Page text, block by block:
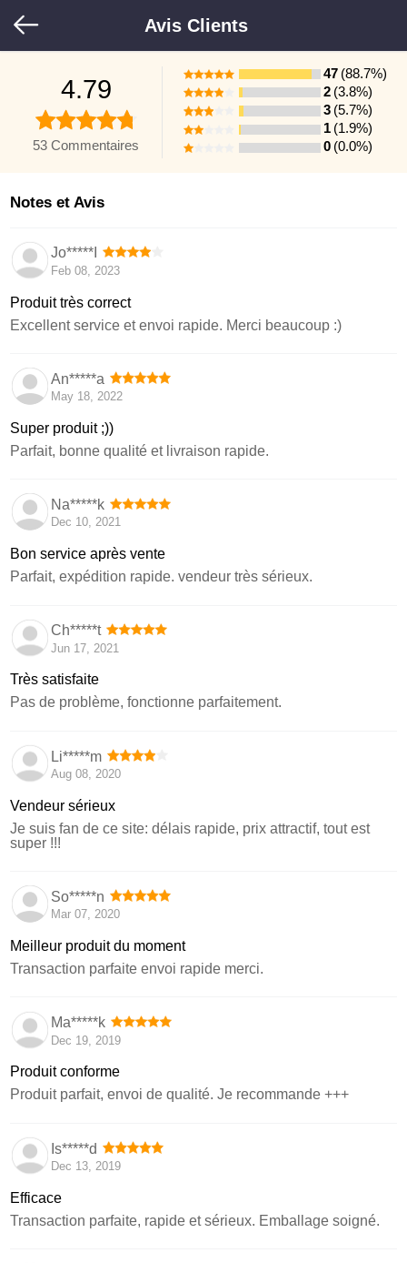
Avis Clients
4.79
53 Commentaires
47 (88.7%)
2 (3.8%)
3 (5.7%)
1 (1.9%)
0 (0.0%)
Notes et Avis
Jo*****I
Feb 08, 2023
Produit très correct
Excellent service et envoi rapide. Merci beaucoup :)
An*****a
May 18, 2022
Super produit ;))
Parfait, bonne qualité et livraison rapide.
Na*****k
Dec 10, 2021
Bon service après vente
Parfait, expédition rapide. vendeur très sérieux.
Ch*****t
Jun 17, 2021
Très satisfaite
Pas de problème, fonctionne parfaitement.
Li*****m
Aug 08, 2020
Vendeur sérieux
Je suis fan de ce site: délais rapide, prix attractif, tout est
super !!!
So*****n
Mar 07, 2020
Meilleur produit du moment
Transaction parfaite envoi rapide merci.
Ma*****k
Dec 19, 2019
Produit conforme
Produit parfait, envoi de qualité. Je recommande +++
Is*****d
Dec 13, 2019
Efficace
Transaction parfaite, rapide et sérieux. Emballage soigné.